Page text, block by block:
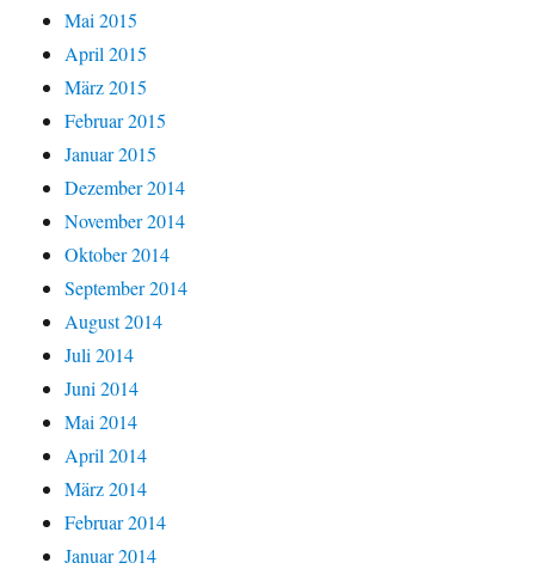
Mai 2015
April 2015
März 2015
Februar 2015
Januar 2015
Dezember 2014
November 2014
Oktober 2014
September 2014
August 2014
Juli 2014
Juni 2014
Mai 2014
April 2014
März 2014
Februar 2014
Januar 2014